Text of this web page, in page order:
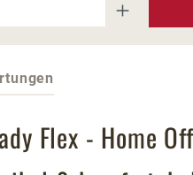
Flex - Home